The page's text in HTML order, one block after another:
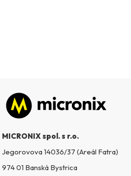
Zápätie
MICRONIX spol. s r.o.
Jegorovova 14036/37 (Areál Fatra)
974 01 Banská Bystrica